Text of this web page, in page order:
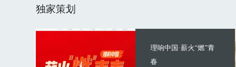
独家策划
理响中国·薪火“燃”青
春